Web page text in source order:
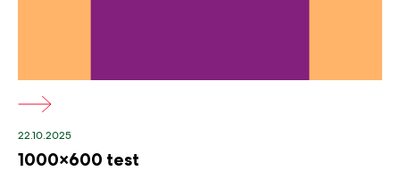
22.10.2025
1000×600 test